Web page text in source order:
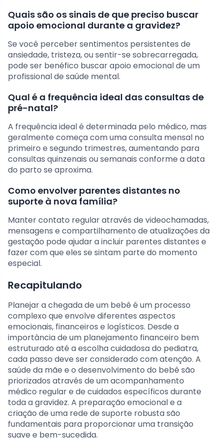
Quais são os sinais de que preciso buscar
apoio emocional durante a gravidez?
Se você perceber sentimentos persistentes de
ansiedade, tristeza, ou sentir-se sobrecarregada,
pode ser benéfico buscar apoio emocional de um
profissional de saúde mental.
Qual é a frequência ideal das consultas de
pré-natal?
A frequência ideal é determinada pelo médico, mas
geralmente começa com uma consulta mensal no
primeiro e segundo trimestres, aumentando para
consultas quinzenais ou semanais conforme a data
do parto se aproxima.
Como envolver parentes distantes no
suporte à nova família?
Manter contato regular através de videochamadas,
mensagens e compartilhamento de atualizações da
gestação pode ajudar a incluir parentes distantes e
fazer com que eles se sintam parte do momento
especial.
Recapitulando
Planejar a chegada de um bebê é um processo
complexo que envolve diferentes aspectos
emocionais, financeiros e logísticos. Desde a
importância de um planejamento financeiro bem
estruturado até a escolha cuidadosa do pediatra,
cada passo deve ser considerado com atenção. A
saúde da mãe e o desenvolvimento do bebê são
priorizados através de um acompanhamento
médico regular e de cuidados específicos durante
toda a gravidez. A preparação emocional e a
criação de uma rede de suporte robusta são
fundamentais para proporcionar uma transição
suave e bem-sucedida.